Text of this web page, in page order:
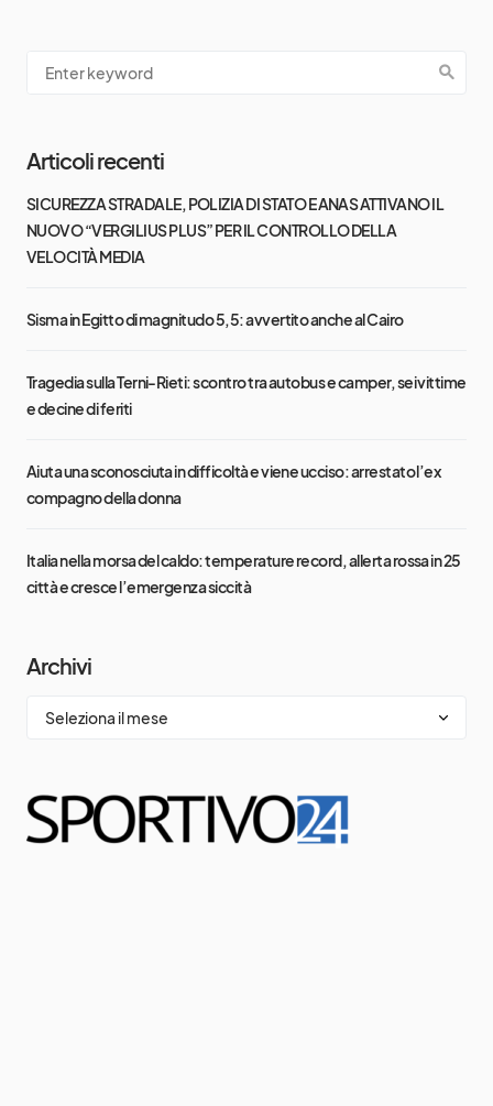
Articoli recenti
SICUREZZA STRADALE, POLIZIA DI STATO E ANAS ATTIVANO IL
NUOVO “VERGILIUS PLUS” PER IL CONTROLLO DELLA
VELOCITÀ MEDIA
Sisma in Egitto di magnitudo 5,5: avvertito anche al Cairo
Tragedia sulla Terni-Rieti: scontro tra autobus e camper, sei vittime
e decine di feriti
Aiuta una sconosciuta in difficoltà e viene ucciso: arrestato l’ex
compagno della donna
Italia nella morsa del caldo: temperature record, allerta rossa in 25
città e cresce l’emergenza siccità
Archivi